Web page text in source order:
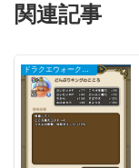
関連記事
ドラクエウォークまとめ